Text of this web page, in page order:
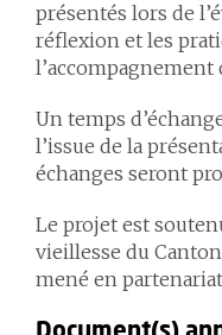
présentés lors de
réflexion et les
Un temps
l’issue de la
échanges seront
Le projet est
vieillesse du
mené en